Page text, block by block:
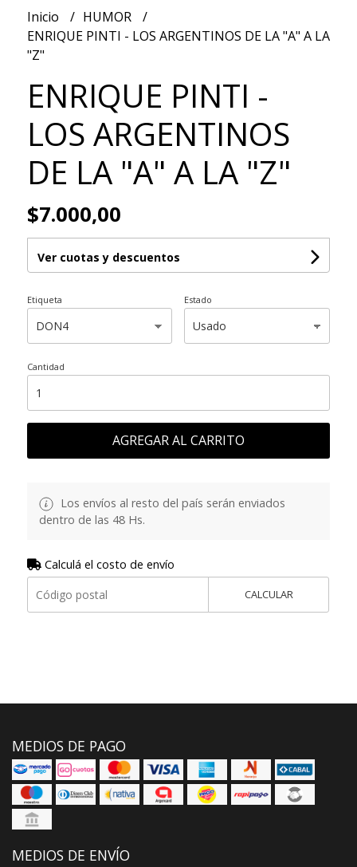
Inicio
HUMOR
ENRIQUE PINTI - LOS ARGENTINOS DE LA "A" A LA
"Z"
ENRIQUE PINTI -
LOS ARGENTINOS
DE LA "A" A LA "Z"
$7.000,00
Ver cuotas y descuentos
Etiqueta Estado
Cantidad
AGREGAR AL CARRITO
Los envíos al resto del país serán enviados
dentro de las 48 Hs.
Calculá el costo de envío
CALCULAR
MEDIOS DE PAGO
MEDIOS DE ENVÍO